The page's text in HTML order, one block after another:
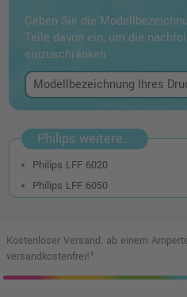
Geben Sie die
Teile davon ein, um die
einzuschränken
Philips weitere...
Philips LFF 6020
Philips LFF 6050
Kostenloser Versand: ab einem
versandkostenfrei!¹